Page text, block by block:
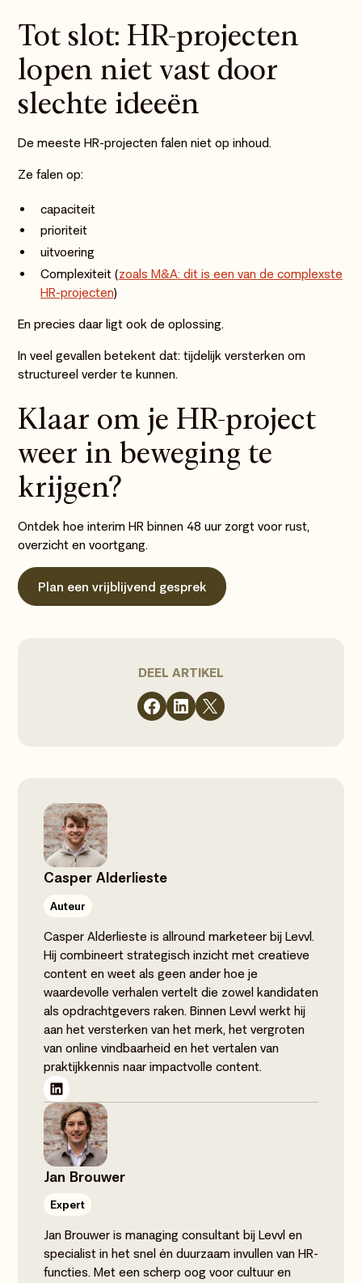
Tot slot: HR-projecten
lopen niet vast door
slechte ideeën
De meeste HR-projecten falen niet op inhoud.
Ze falen op:
capaciteit
prioriteit
uitvoering
Complexiteit (zoals M&A: dit is een van de complexste
HR-projecten)
En precies daar ligt ook de oplossing.
In veel gevallen betekent dat: tijdelijk versterken om
structureel verder te kunnen.
Klaar om je HR-project
weer in beweging te
krijgen?
Ontdek hoe interim HR binnen 48 uur zorgt voor rust,
overzicht en voortgang.
Plan een vrijblijvend gesprek
DEEL ARTIKEL
Casper Alderlieste
Auteur
Casper Alderlieste is allround marketeer bij Levvl.
Hij combineert strategisch inzicht met creatieve
content en weet als geen ander hoe je
waardevolle verhalen vertelt die zowel kandidaten
als opdrachtgevers raken. Binnen Levvl werkt hij
aan het versterken van het merk, het vergroten
van online vindbaarheid en het vertalen van
praktijkkennis naar impactvolle content.
Jan Brouwer
Expert
Jan Brouwer is managing consultant bij Levvl en
specialist in het snel én duurzaam invullen van HR-
functies. Met een scherp oog voor cultuur en